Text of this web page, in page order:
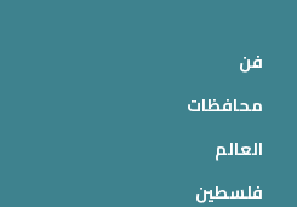
فن
محافظات
العالم
فلسطين